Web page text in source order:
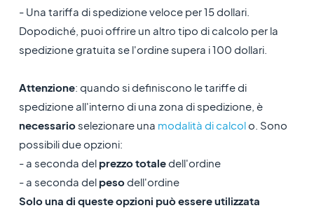
- Una tariffa di spedizione veloce per 15 dollari.
Dopodiché, puoi offrire un altro tipo di calcolo per la
spedizione gratuita se l'ordine supera i 100 dollari.
Attenzione: quando si definiscono le tariffe di
spedizione all'interno di una zona di spedizione, è
necessario selezionare una modalità di calcolo. Sono
possibili due opzioni:
- a seconda del prezzo totaledell'ordine
- a seconda del pesodell'ordine
Solo una di queste opzioni può essere utilizzata